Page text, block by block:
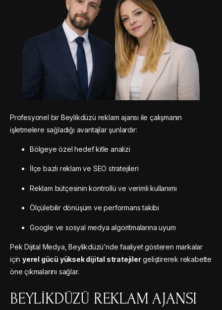
Profesyonel bir Beylikdüzü reklam ajansı ile çalışmanın
işletmelere sağladığı avantajlar şunlardır:
Bölgeye özel hedef kitle analizi
İlçe bazlı reklam ve SEO stratejileri
Reklam bütçesinin kontrollü ve verimli kullanımı
Ölçülebilir dönüşüm ve performans takibi
Google ve sosyal medya algoritmalarına uyum
Pek Dijital Medya, Beylikdüzü’nde faaliyet gösteren markalar
için yerel gücü yüksek dijital stratejilergeliştirerek rekabette
öne çıkmalarını sağlar.
BEYLIKDÜZÜ REKLAM AJANSI